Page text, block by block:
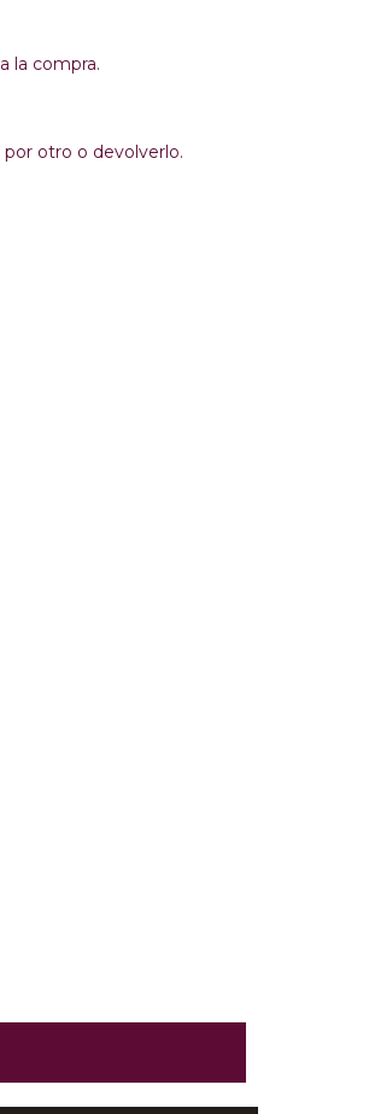
la compra.
otro o devolverlo.